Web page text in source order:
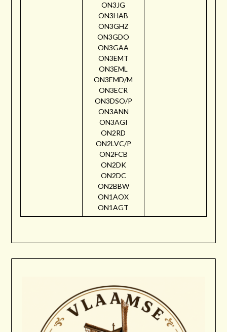
ON3JG
ON3HAB
ON3GHZ
ON3GDO
ON3GAA
ON3EMT
ON3EML
ON3EMD/M
ON3ECR
ON3DSO/P
ON3ANN
ON3AGI
ON2RD
ON2LVC/P
ON2FCB
ON2DK
ON2DC
ON2BBW
ON1AOX
ON1AGT